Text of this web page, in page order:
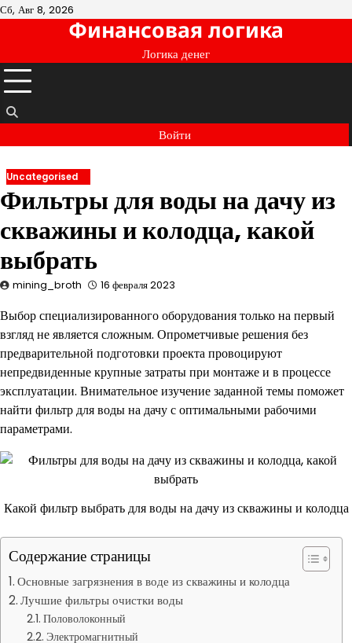
Перейти
Сб, Авг 8, 2026
Финансовая логика
Логика денег
Войти
Uncategorised
Фильтры для воды на дачу из
скважины и колодца, какой
выбрать
mining_broth 16 февраля 2023
Выбор специализированного оборудования только на первый
взгляд не является сложным. Опрометчивые решения без
предварительной подготовки проекта провоцируют
непредвиденные крупные затраты при монтаже и в процессе
эксплуатации. Внимательное изучение заданной темы поможет
найти фильтр для воды на дачу с оптимальными рабочими
параметрами.
Какой фильтр выбрать для воды на дачу из скважины и колодца
Содержание страницы
Основные загрязнения в воде из скважины и колодца
Лучшие фильтры очистки воды
Половолоконный
Электромагнитный